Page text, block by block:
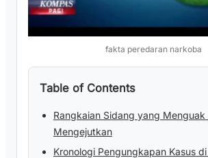
fakta peredaran narkoba
Table of Contents
Rangkaian Sidang yang Menguak
Mengejutkan
Kronologi Pengungkapan Kasus